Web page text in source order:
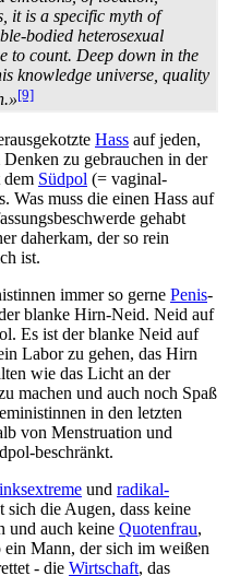
it is a specific myth of
bodied heterosexual
to count. Deep down in the
knowledge universe, quality
[9]
Hass auf jeden,
zu gebrauchen in der
dem Südpol (= vaginal-
Was muss die einen Hass auf
gehabt
daherkam, der so rein
ist.
immer so gerne Penis-
blanke Hirn-Neid. Neid auf
Es ist der blanke Neid auf
Labor zu gehen, das Hirn
wie das Licht an der
machen und auch noch Spaß
in den letzten
von Menstruation und
beschränkt.
und radikal­
sich die Augen, dass keine
und auch keine Quotenfrau,
ein Mann, der sich im weißen
- die Wirtschaft, das